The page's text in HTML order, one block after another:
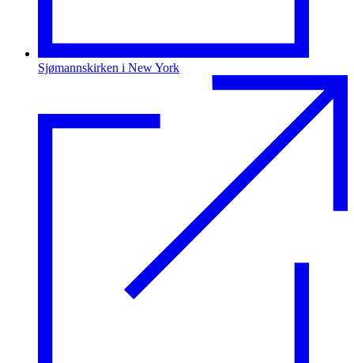
Sjømannskirken i New York